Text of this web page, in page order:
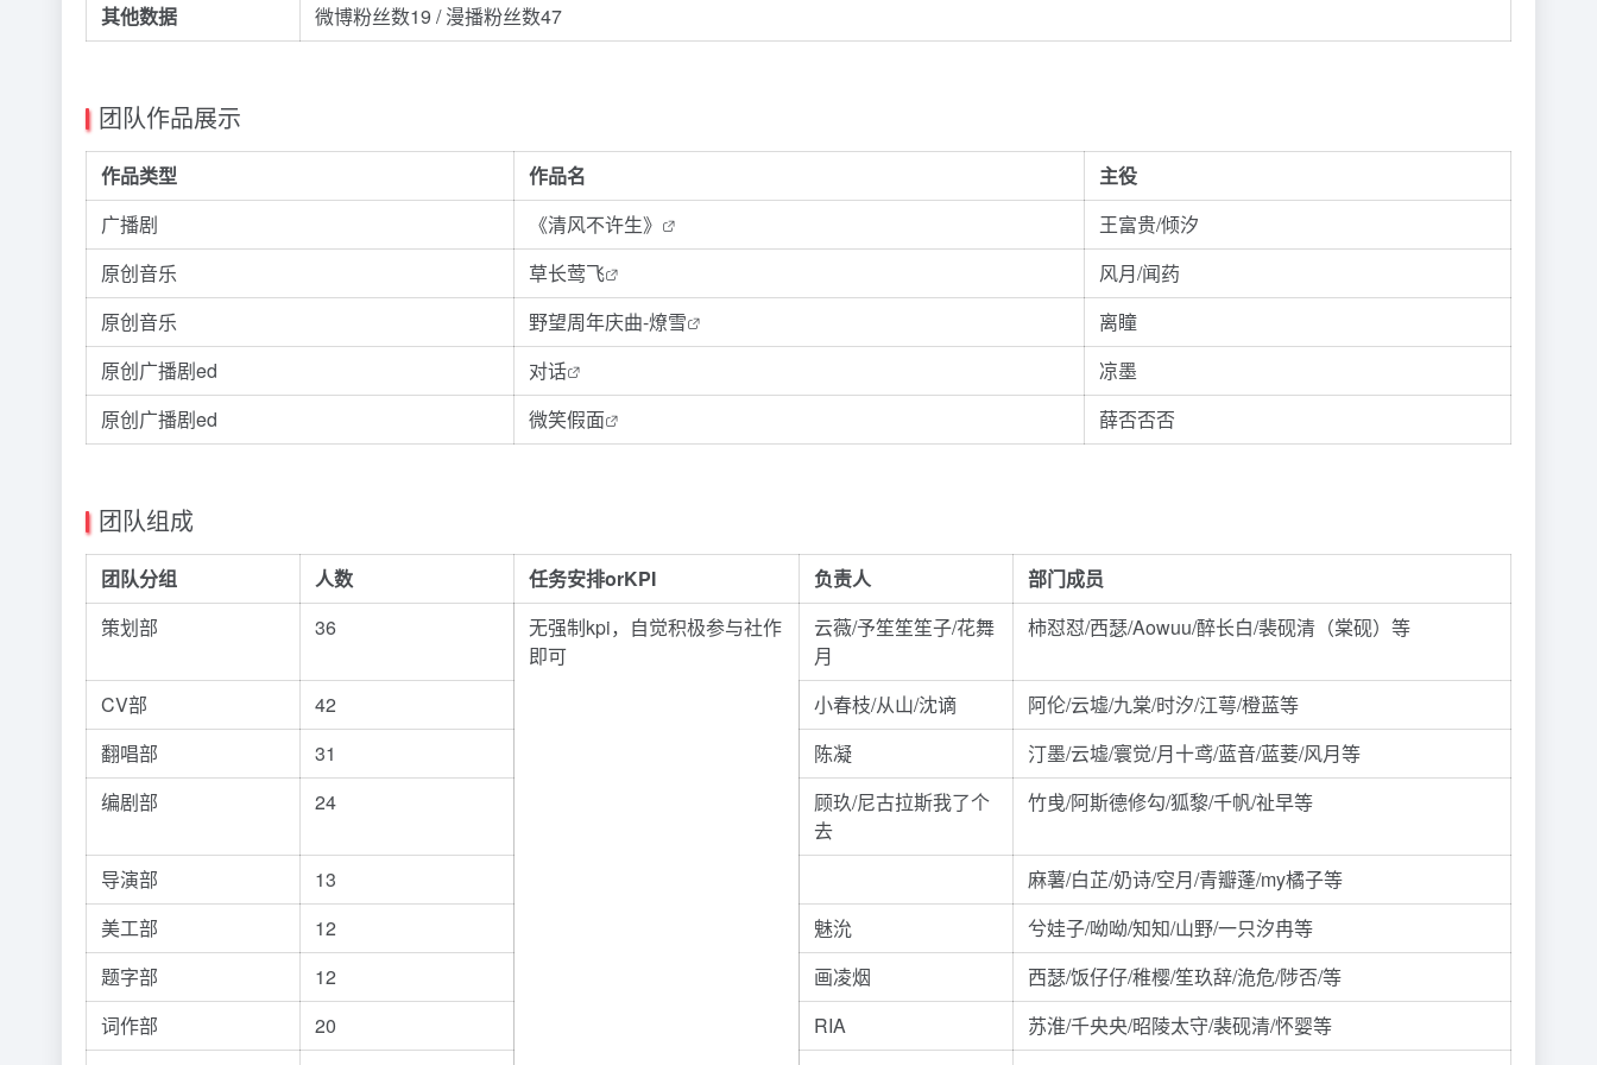
其他数据 微博粉丝数19 / 漫播粉丝数47
团队作品展示
作品类型 作品名
主役
广播剧
《清风不许生》
王富贵/倾汐
原创音乐
草长莺飞
风月/闻药
原创音乐
野望周年庆曲-燎雪
离瞳
原创广播剧ed
对话
凉墨
原创广播剧ed
微笑假面 薛否否否
团队组成
团队分组 人数 任务安排orKPI 负责人
部门成员
策划部
36
无强制kpi，自觉积极参与社作
即可
云薇/予笙笙笙子/花舞
月
柿怼怼/西瑟/Aowuu/醉长白/裴砚清（棠砚）等
CV部 42 小春枝/从山/沈谪
阿伦/云墟/九棠/时汐/江萼/橙蓝等
翻唱部
31 陈凝
汀墨/云墟/寰觉/月十鸢/蓝音/蓝菨/风月等
编剧部
24
顾玖/尼古拉斯我了个
去
竹曵/阿斯德修勾/狐黎/千帆/祉早等
导演部 13
麻薯/白芷/奶诗/空月/青瓣蓬/my橘子等
美工部
12 魅沇
兮娃子/呦呦/知知/山野/一只汐冉等
题字部
12 画凌烟
西瑟/饭仔仔/稚樱/笙玖辞/洈危/陟否/等
词作部
20 RIA
苏淮/千央央/昭陵太守/裴砚清/怀婴等